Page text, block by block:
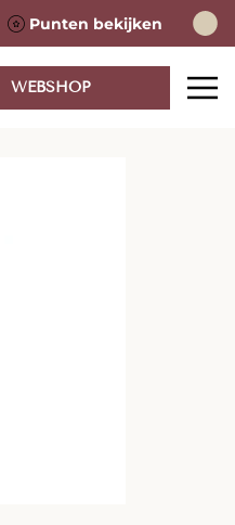
Punten bekijken
WEBSHOP